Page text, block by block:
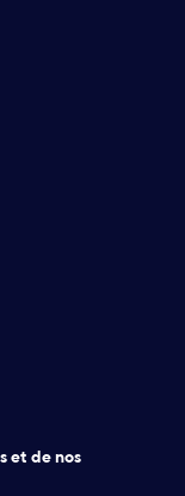
et de nos